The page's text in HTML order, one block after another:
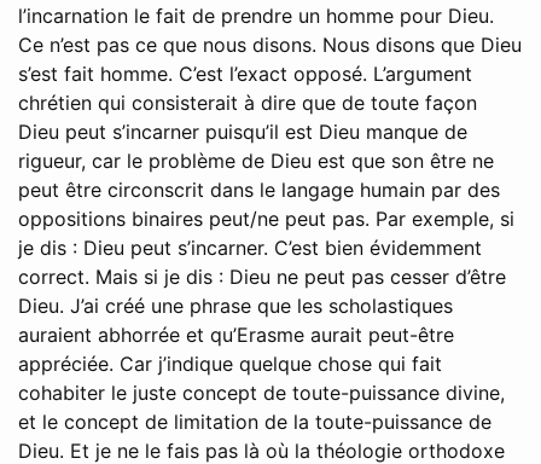
l’incarnation le fait de prendre un homme pour Dieu.
Ce n’est pas ce que nous disons. Nous disons que Dieu
s’est fait homme. C’est l’exact opposé. L’argument
chrétien qui consisterait à dire que de toute façon
Dieu peut s’incarner puisqu’il est Dieu manque de
rigueur, car le problème de Dieu est que son être ne
peut être circonscrit dans le langage humain par des
oppositions binaires peut/ne peut pas. Par exemple, si
je dis : Dieu peut s’incarner. C’est bien évidemment
correct. Mais si je dis : Dieu ne peut pas cesser d’être
Dieu. J’ai créé une phrase que les scholastiques
auraient abhorrée et qu’Erasme aurait peut-être
appréciée. Car j’indique quelque chose qui fait
cohabiter le juste concept de toute-puissance divine,
et le concept de limitation de la toute-puissance de
Dieu. Et je ne le fais pas là où la théologie orthodoxe